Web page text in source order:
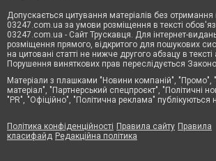
Допускається цитування матеріалів без отримання
03247.com.ua за умови розміщення в тексті
03247.com.ua - Сайт Трускавця. Для інтернет-
розміщення прямого, відкритого для пошукових
на цитовані статті не нижче другого абзацу в
Порушення виняткових прав переслідується
Матеріали з плашками "Новини компаній", "Промо",
матеріал", "Партнерський спецпроєкт", "Політичні
"PR", "Офіційно", "Політична реклама" публікуються
Політика конфіденційності Правила сайту Правила
класифайд Редакційна політика